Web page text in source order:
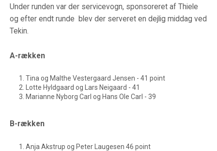
Under runden var der servicevogn, sponsoreret af Thiele
og efter endt runde blev der serveret en dejlig middag ved
Tekin.
A-rækken
Tina og Malthe Vestergaard Jensen - 41 point
Lotte Hyldgaard og Lars Neigaard - 41
Marianne Nyborg Carl og Hans Ole Carl - 39
B-rækken
Anja Akstrup og Peter Laugesen 46 point